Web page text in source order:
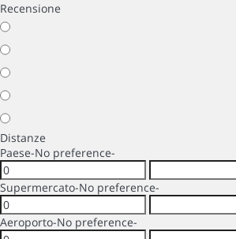
Recensione
Distanze
Paese-No preference-
Supermercato-No preference-
Aeroporto-No preference-